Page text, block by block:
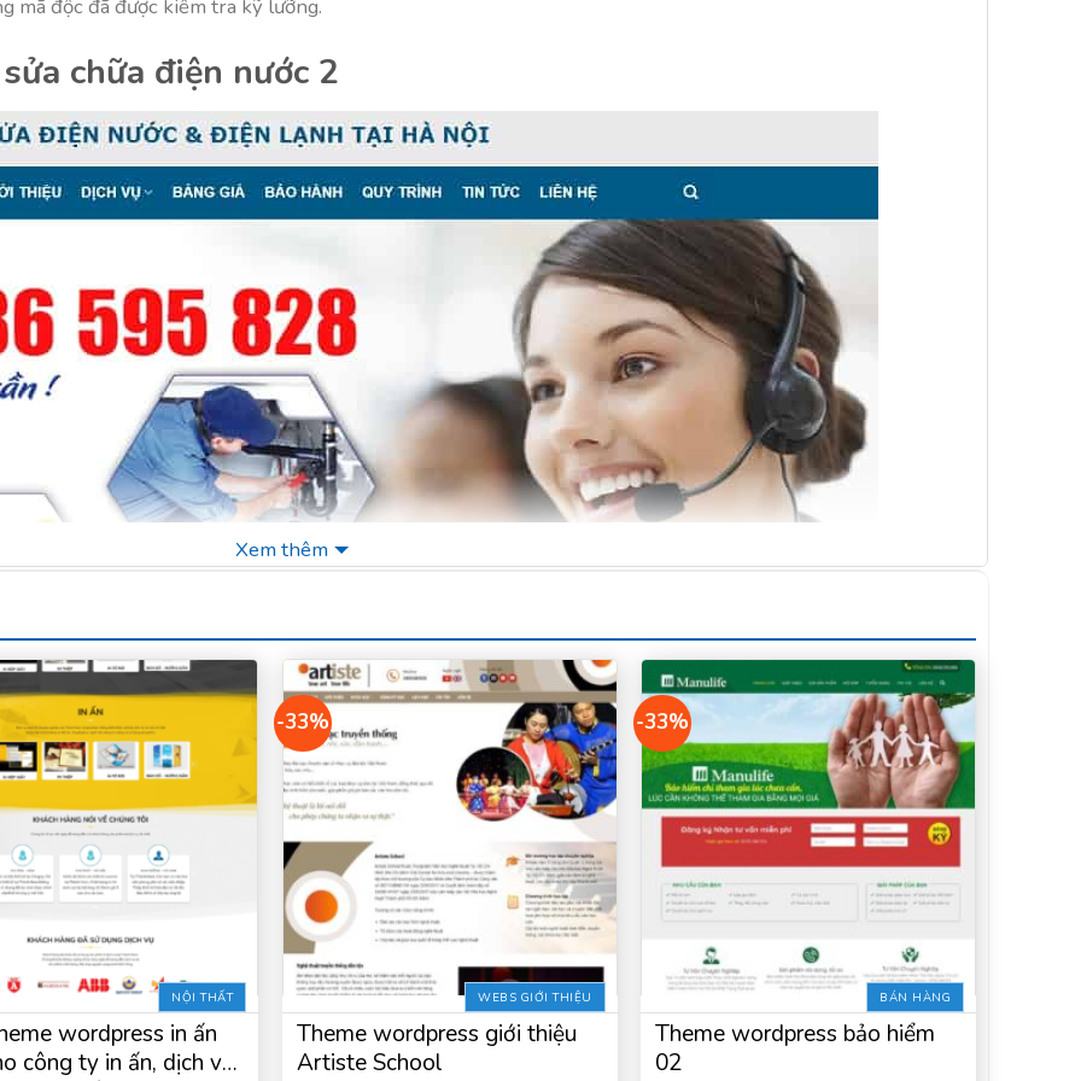
mã độc đã được kiểm tra kỹ lưỡng.
chữa điện nước 2
Xem thêm
NỘI THẤT
wordpress in ấn
công ty in ấn, dịch vụ
-33%
WEBS GIỚI THIỆU
Theme wordpress giới thiệu
Artiste School
-33%
BÁN HÀNG
Theme wordpress bảo hiểm
02